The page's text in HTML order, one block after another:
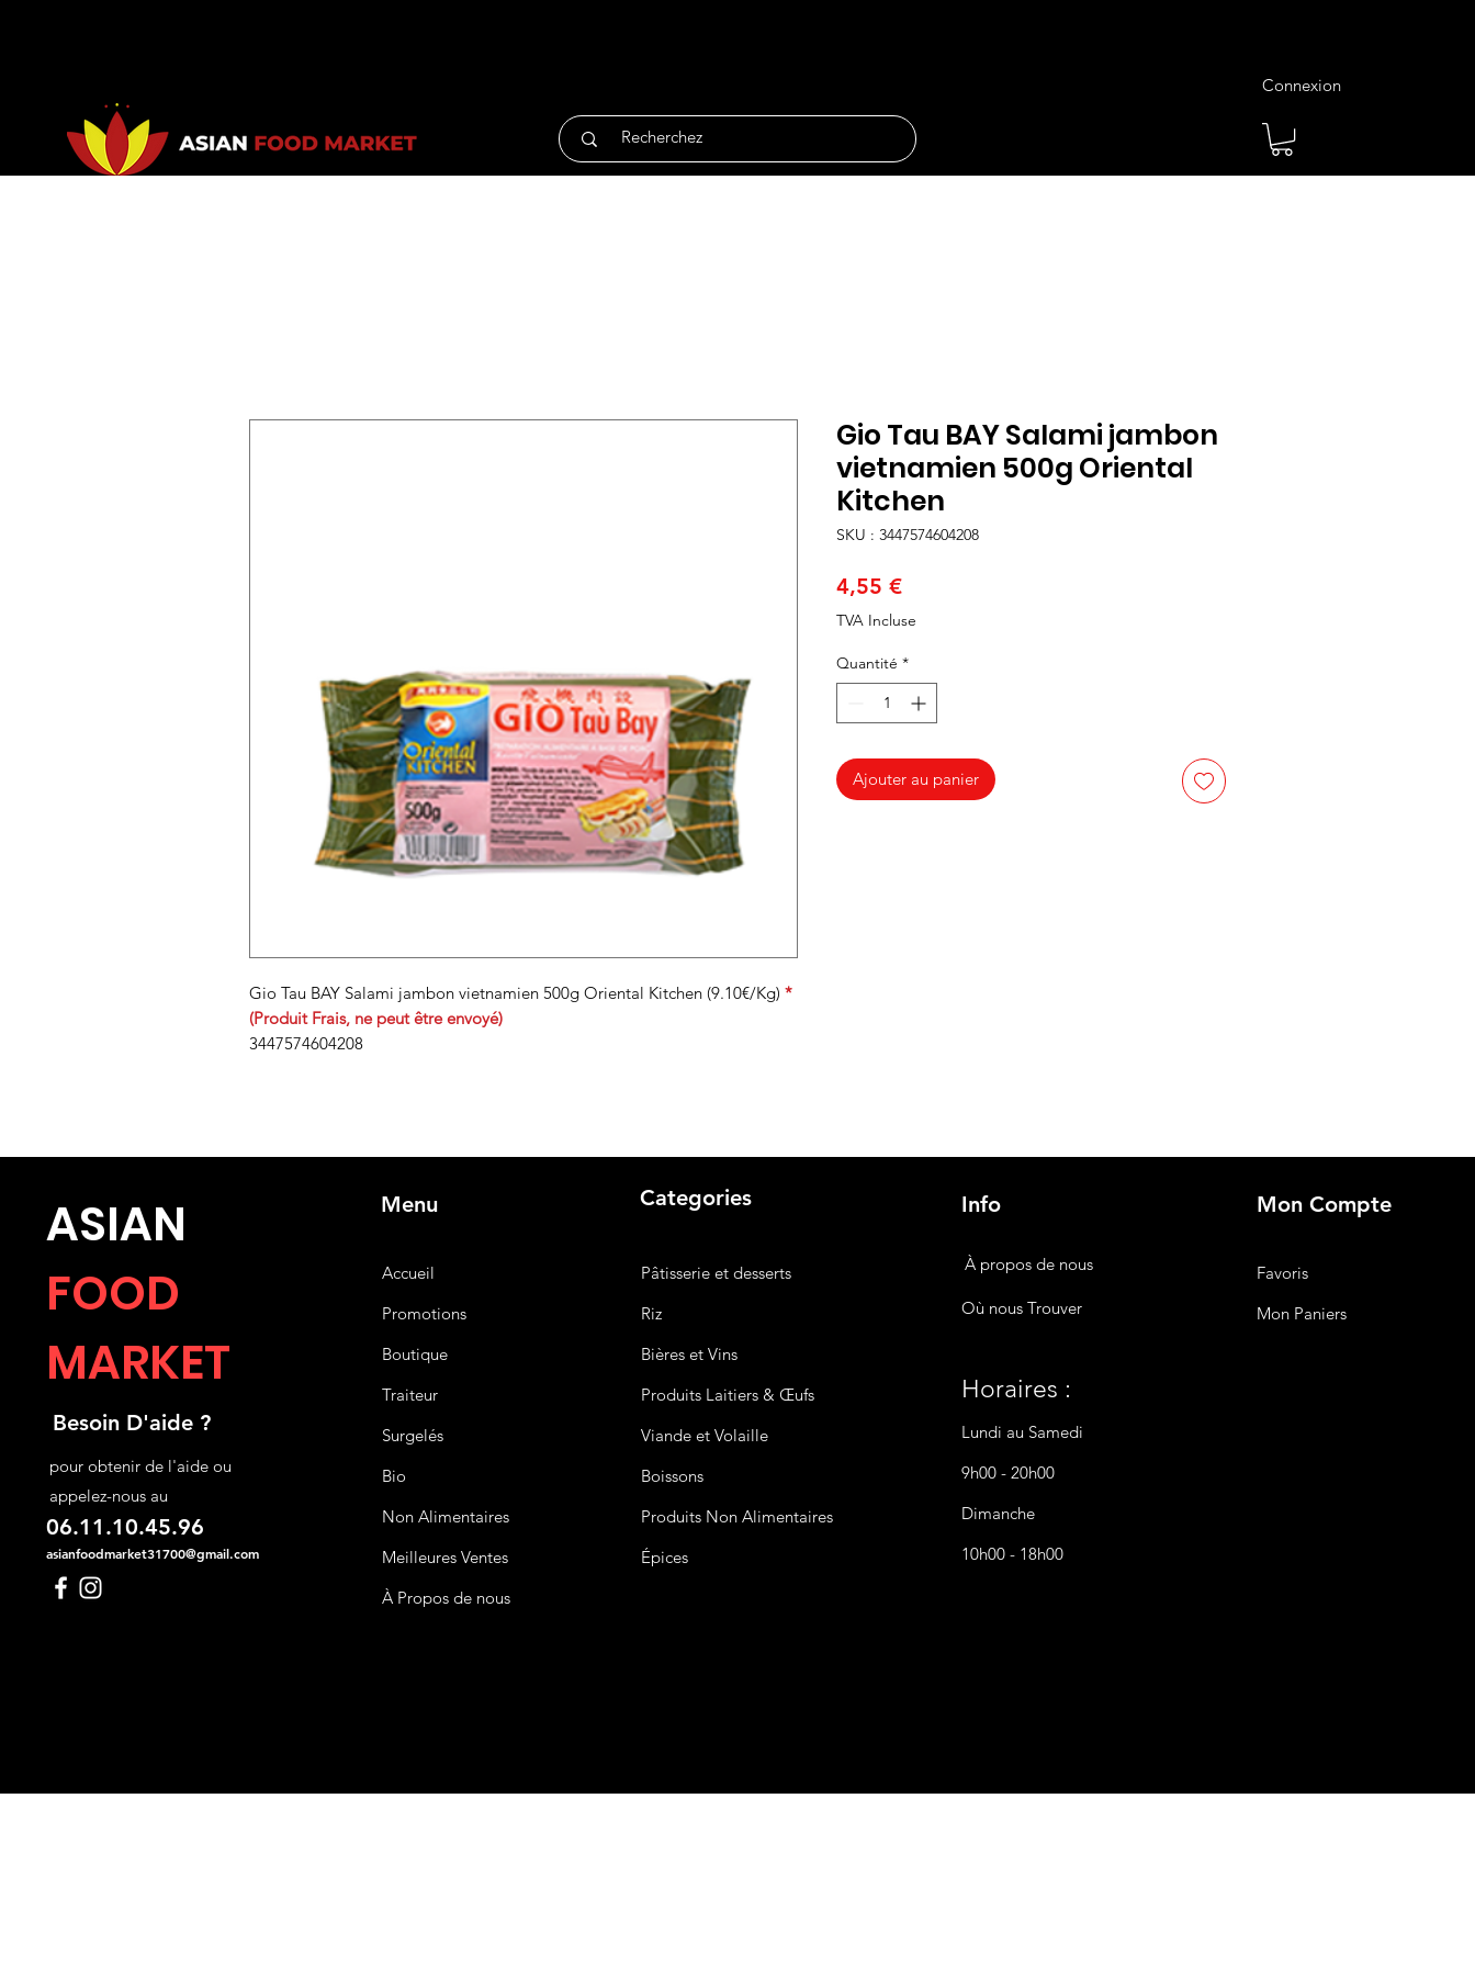
Connexion
Gio Tau BAY Salami jambon vietnamien 500g Oriental Kitchen (9.10€/Kg) *
(Produit Frais, ne peut être envoyé)
3447574604208
Gio Tau BAY Salami jambon
vietnamien 500g Oriental
Kitchen
SKU : 3447574604208
4,55 €Prix
TVA Incluse
Quantité *
Ajouter au panier
ASIAN
FOOD
MARKET
Besoin D'aide ?
pour obtenir de l'aide ou
appelez-nous au
06.11.10.45.96
asianfoodmarket31700@gmail.com
Menu
Accueil
Promotions
Boutique
Traiteur
Surgelés
Bio
Non Alimentaires
Meilleures Ventes
À Propos de nous
Categories
Pâtisserie et desserts
Riz
Bièreset Vins
Produits Laitiers & Œufs
Viande et Volaille
Boissons
Produits Non Alimentaires
Épices
Info
Où nous Trouver
Horaires :
Lundi au Samedi
9h00 - 20h00
Dimanche
10h00 - 18h00
À propos de nous
Mon Compte
Favoris
Mon Paniers